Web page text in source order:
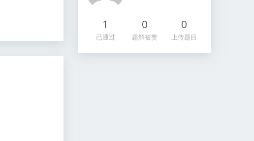
1
已通过
0
题解被赞
0
上传题目